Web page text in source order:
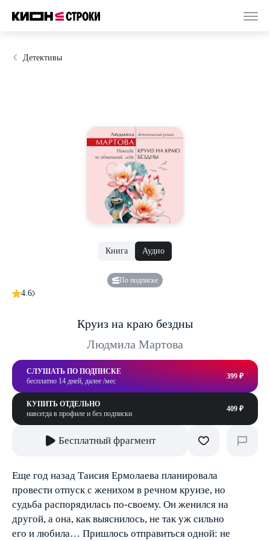
Детективы
Книга Аудио
По подписке
4.6
Круиз на краю бездны
Людмила Мартова
СЛУШАТЬ ПО ПОДПИСКЕ
бесплатно 14 дней, далее /мес
399 ₽
КУПИТЬ ОТДЕЛЬНО
навсегда в профиле и без подписки
409 ₽
Бесплатный фрагмент
Еще год назад Таисия Ермолаева планировала
провести отпуск с женихом в речном круизе, но
судьба распорядилась по-своему. Он женился на
другой, а она, как выяснилось, не так уж сильно
его и любила… Пришлось отправиться одной: не